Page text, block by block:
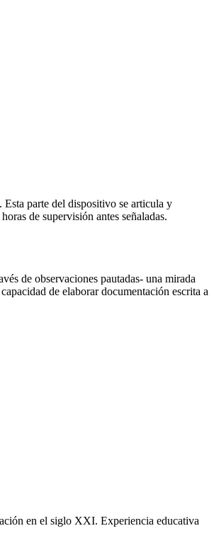
parte del dispositivo se articula y
de supervisión antes señaladas.
de observaciones pautadas- una mirada
de elaborar documentación escrita a
en el siglo XXI. Experiencia educativa